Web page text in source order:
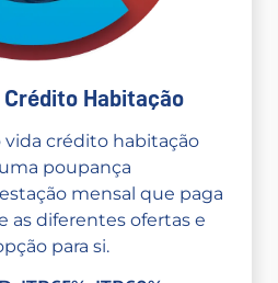
Habitação
vida crédito habitação
poupança
mensal que paga
as diferentes ofertas e
para si.